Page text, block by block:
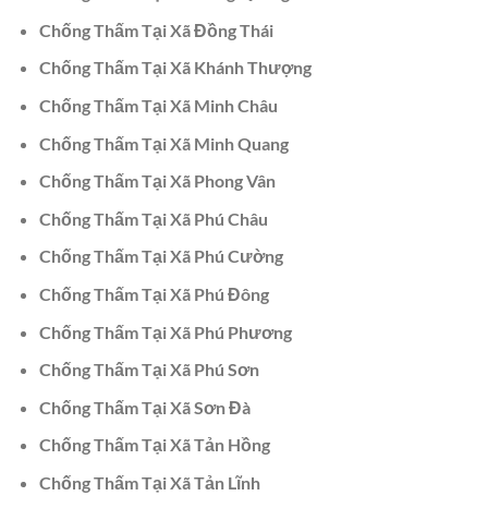
Chống Thấm Tại Xã Đồng Thái
Chống Thấm Tại Xã Khánh Thượng
Chống Thấm Tại Xã Minh Châu
Chống Thấm Tại Xã Minh Quang
Chống Thấm Tại Xã Phong Vân
Chống Thấm Tại Xã Phú Châu
Chống Thấm Tại Xã Phú Cường
Chống Thấm Tại Xã Phú Đông
Chống Thấm Tại Xã Phú Phương
Chống Thấm Tại Xã Phú Sơn
Chống Thấm Tại Xã Sơn Đà
Chống Thấm Tại Xã Tản Hồng
Chống Thấm Tại Xã Tản Lĩnh